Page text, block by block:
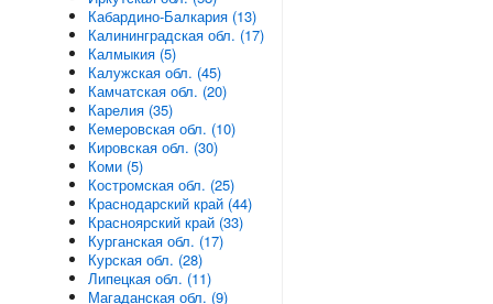
Кабардино-Балкария (13)
Калининградская обл. (17)
Калмыкия (5)
Калужская обл. (45)
Камчатская обл. (20)
Карелия (35)
Кемеровская обл. (10)
Кировская обл. (30)
Коми (5)
Костромская обл. (25)
Краснодарский край (44)
Красноярский край (33)
Курганская обл. (17)
Курская обл. (28)
Липецкая обл. (11)
Магаданская обл. (9)